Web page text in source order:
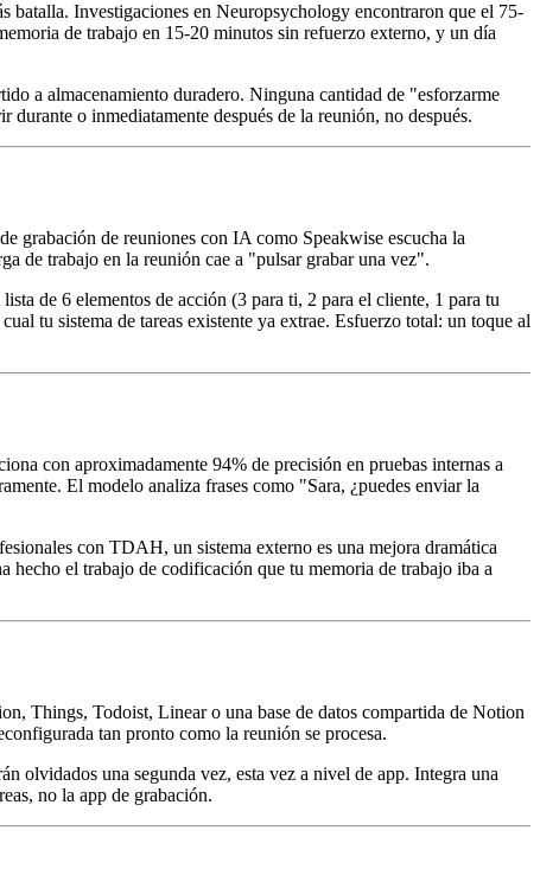
batalla. Investigaciones en Neuropsychology encontraron que el 75-
de trabajo en 15-20 minutos sin refuerzo externo, y un día
a almacenamiento duradero. Ninguna cantidad de "esforzarme
o inmediatamente después de la reunión, no después.
grabación de reuniones con IA como Speakwise escucha la
de trabajo en la reunión cae a "pulsar grabar una vez".
de 6 elementos de acción (3 para ti, 2 para el cliente, 1 para tu
tu sistema de tareas existente ya extrae. Esfuerzo total: un toque al
con aproximadamente 94% de precisión en pruebas internas a
El modelo analiza frases como "Sara, ¿puedes enviar la
con TDAH, un sistema externo es una mejora dramática
hecho el trabajo de codificación que tu memoria de trabajo iba a
Things, Todoist, Linear o una base de datos compartida de Notion
tan pronto como la reunión se procesa.
olvidados una segunda vez, esta vez a nivel de app. Integra una
no la app de grabación.